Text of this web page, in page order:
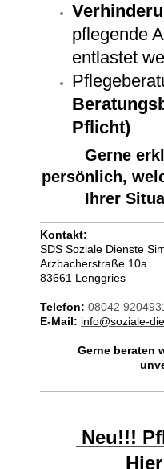
pflegende
entlastet
Pflicht)
Gerne
persönlich,
Ihrer
Kontakt:
SDS Soziale Dienste
Arzbacherstraße 10a
83661 Lenggries
Telefon: 08042
E-Mail: info@soziale-
Gerne beraten
Neu!!!